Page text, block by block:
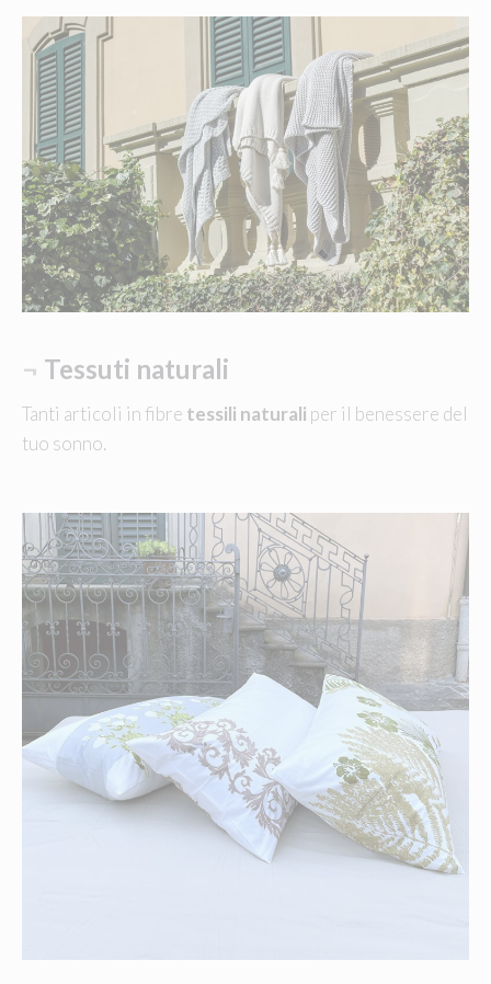
¬ Tessuti naturali
Tanti articoli in fibre tessili naturali per il benessere del
tuo sonno.